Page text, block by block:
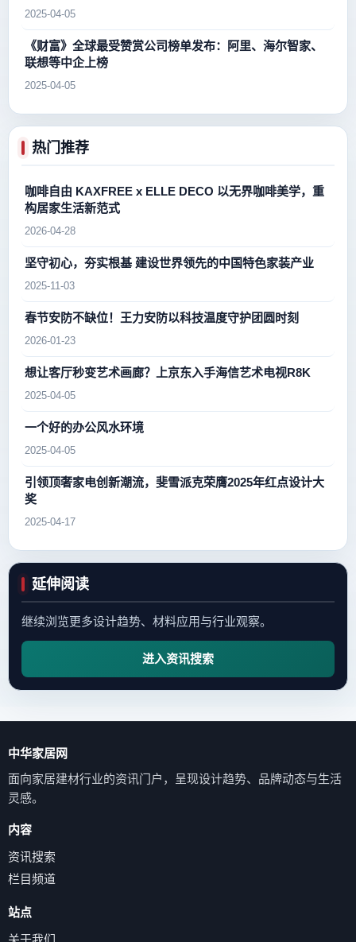
2025-04-05
《财富》全球最受赞赏公司榜单发布：阿里、海尔智家、
联想等中企上榜
2025-04-05
热门推荐
咖啡自由 KAXFREE x ELLE DECO 以无界咖啡美学，重
构居家生活新范式
2026-04-28
坚守初心，夯实根基 建设世界领先的中国特色家装产业
2025-11-03
春节安防不缺位！王力安防以科技温度守护团圆时刻
2026-01-23
想让客厅秒变艺术画廊？上京东入手海信艺术电视R8K
2025-04-05
一个好的办公风水环境
2025-04-05
引领顶奢家电创新潮流，斐雪派克荣膺2025年红点设计大
奖
2025-04-17
延伸阅读
继续浏览更多设计趋势、材料应用与行业观察。
进入资讯搜索
中华家居网
面向家居建材行业的资讯门户，呈现设计趋势、品牌动态与生活
灵感。
内容
资讯搜索
栏目频道
站点
关于我们